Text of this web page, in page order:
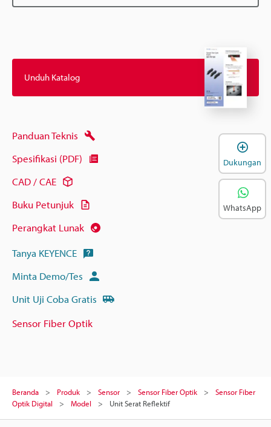
Unduh Katalog
Panduan Teknis
Spesifikasi (PDF)
CAD / CAE
Buku Petunjuk
Perangkat Lunak
Tanya KEYENCE
Minta Demo/Tes
Unit Uji Coba Gratis
Sensor Fiber Optik
Beranda Produk Sensor Sensor Fiber Optik
Sensor Fiber
Optik Digital
Model Unit Serat Reflektif
Dukungan
WhatsApp